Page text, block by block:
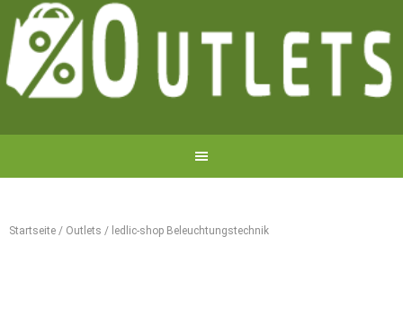
Startseite / Outlets / ledlic-shop Beleuchtungstechnik